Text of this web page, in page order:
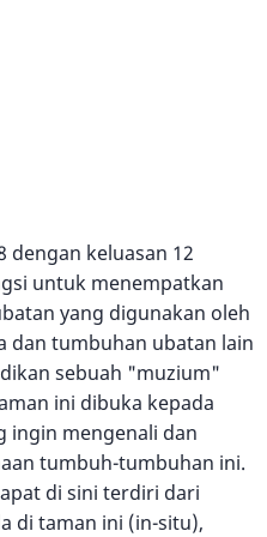
dengan keluasan 12
untuk menempatkan
yang digunakan oleh
dan tumbuhan ubatan lain
sebuah "muzium"
ini dibuka kepada
ingin mengenali dan
tumbuh-tumbuhan ini.
di sini terdiri dari
di taman ini (in-situ),